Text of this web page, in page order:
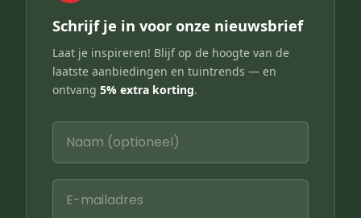
Schrijf je in voor onze nieuwsbrief
Laat je inspireren! Blijf op de hoogte van de
laatste aanbiedingen en tuintrends — en
ontvang 5% extra korting.